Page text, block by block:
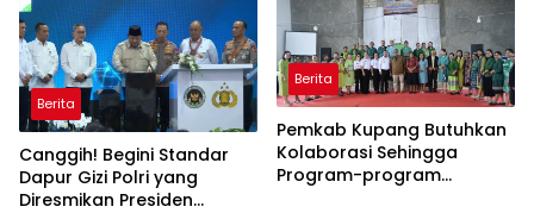
Berita
Canggih! Begini Standar
Dapur Gizi Polri yang
Diresmikan Presiden
Berita
Pemkab Kupang Butuhkan
Kolaborasi Sehingga
Program-program